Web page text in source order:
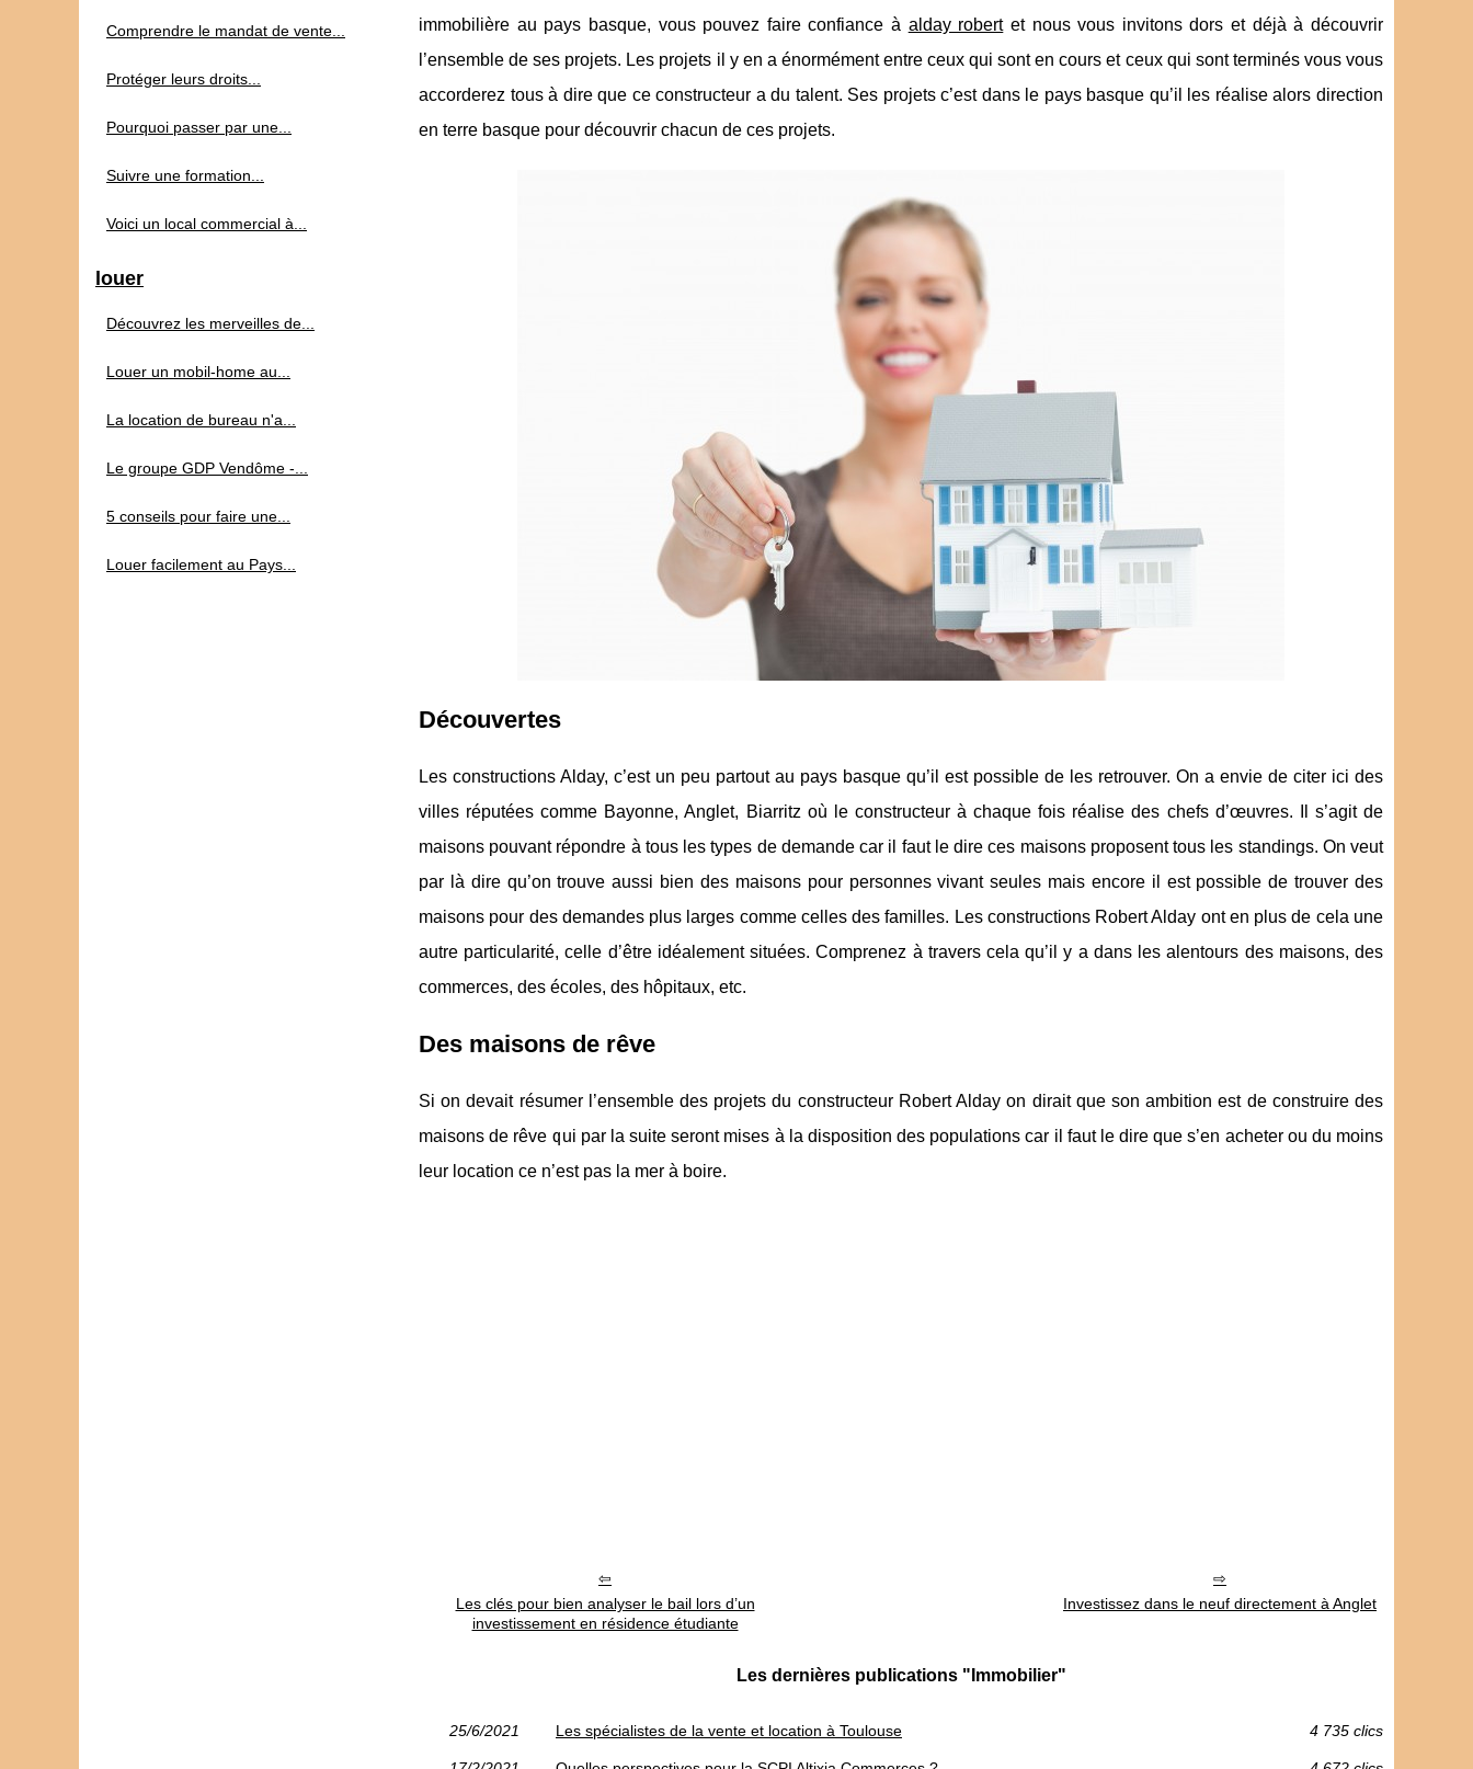
immobilière au pays basque, vous pouvez faire confiance à alday robertet nous vous invitons dors et déjà à découvrir
l’ensemble de ses projets. Les projets il y en a énormément entre ceux qui sont en cours et ceux qui sont terminés vous vous
accorderez tous à dire que ce constructeur a du talent. Ses projets c’est dans le pays basque qu’il les réalise alors direction
en terre basque pour découvrir chacun de ces projets.
Découvertes
Les constructions Alday, c’est un peu partout au pays basque qu’il est possible de les retrouver. On a envie de citer ici des
villes réputées comme Bayonne, Anglet, Biarritz où le constructeur à chaque fois réalise des chefs d’œuvres. Il s’agit de
maisons pouvant répondre à tous les types de demande car il faut le dire ces maisons proposent tous les standings. On veut
par là dire qu’on trouve aussi bien des maisons pour personnes vivant seules mais encore il est possible de trouver des
maisons pour des demandes plus larges comme celles des familles. Les constructions Robert Alday ont en plus de cela une
autre particularité, celle d’être idéalement situées. Comprenez à travers cela qu’il y a dans les alentours des maisons, des
commerces, des écoles, des hôpitaux, etc.
Des maisons de rêve
Si on devait résumer l’ensemble des projets du constructeur Robert Alday on dirait que son ambition est de construire des
maisons de rêve qui par la suite seront mises à la disposition des populations car il faut le dire que s’en acheter ou du moins
leur location ce n’est pas la mer à boire.
Les clés pour bien analyser le bail lors d’un
investissement en résidence étudiante
Investissez dans le neuf directement à Anglet
Les dernières publications "Immobilier"
25/6/2021 Les spécialistes de la vente et location à Toulouse 4 735 clics
Comprendre le mandat de vente...
Protéger leurs droits...
Pourquoi passer par une...
Suivre une formation...
Voici un local commercial à...
louer
Découvrez les merveilles de...
Louer un mobil-home au...
La location de bureau n'a...
Le groupe GDP Vendôme -...
5 conseils pour faire une...
Louer facilement au Pays...